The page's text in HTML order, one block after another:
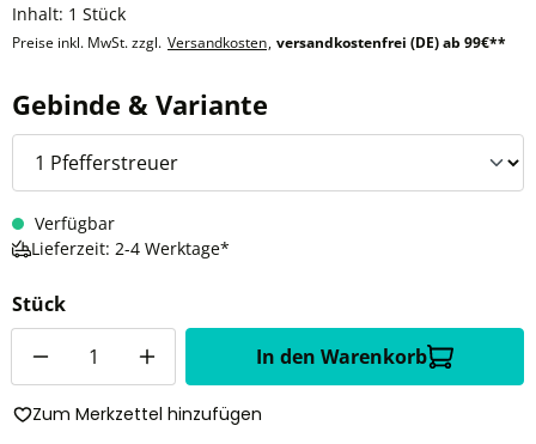
Inhalt: 1 Stück
Preise inkl. MwSt. zzgl. Versandkosten, versandkostenfrei (DE) ab 99€**
Gebinde & Variante
Verfügbar
Lieferzeit: 2-4 Werktage*
Stück
In den Warenkorb
Zum Merkzettel hinzufügen